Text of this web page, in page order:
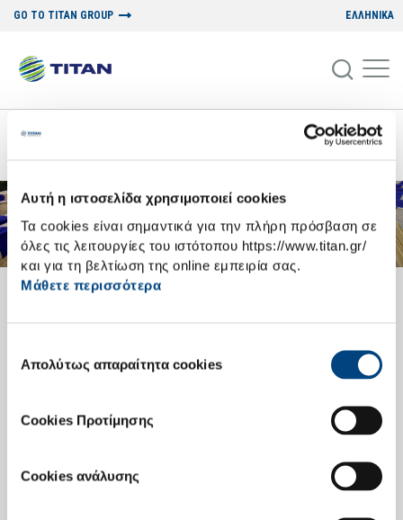
Αυτή η ιστοσελίδα χρησιμοποιεί cookies
Τα cookies είναι σημαντικά για την πλήρη πρόσβαση σε
όλες τις λειτουργίες του ιστότοπου https://www.titan.gr/
και για τη βελτίωση της online εμπειρία σας.
Μάθετε περισσότερα
συγκατάθεσης
Απολύτως απαραίτητα cookies
Cookies Προτίμησης
Cookies ανάλυσης
GO TO TITAN GROUP ΕΛΛΗΝΙΚΑ
NEWSROOM
FINANCIAL STATEMENTS
language:
Financial Statements Full Year 2025